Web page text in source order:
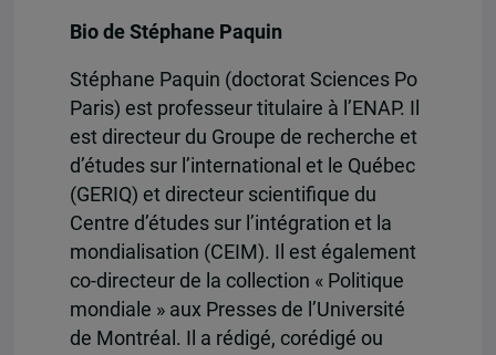
Bio de Stéphane Paquin
Stéphane Paquin (doctorat Sciences Po
Paris) est professeur titulaire à l’ENAP. Il
est directeur du Groupe de recherche et
d’études sur l’international et le Québec
(GERIQ) et directeur scientifique du
Centre d’études sur l’intégration et la
mondialisation (CEIM). Il est également
co-directeur de la collection « Politique
mondiale » aux Presses de l’Université
de Montréal. Il a rédigé, corédigé ou